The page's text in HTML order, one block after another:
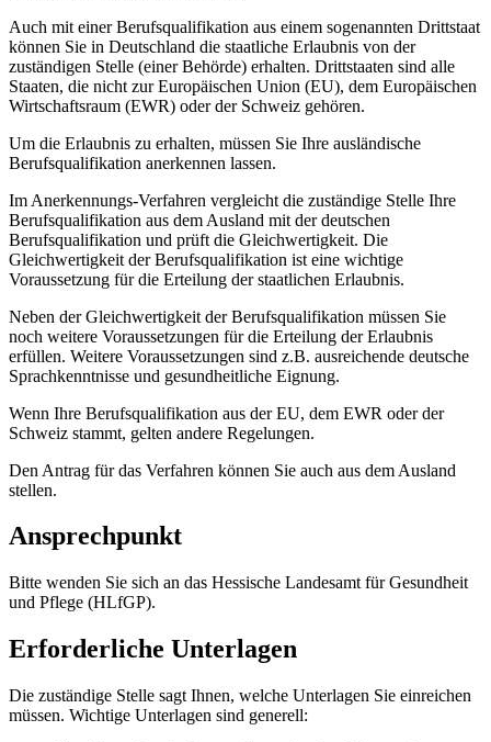
Auch mit einer Berufsqualifikation aus einem sogenannten Drittstaat
können Sie in Deutschland die staatliche Erlaubnis von der
zuständigen Stelle (einer Behörde) erhalten. Drittstaaten sind alle
Staaten, die nicht zur Europäischen Union (EU), dem Europäischen
Wirtschaftsraum (EWR) oder der Schweiz gehören.
Um die Erlaubnis zu erhalten, müssen Sie Ihre ausländische
Berufsqualifikation anerkennen lassen.
Im Anerkennungs-Verfahren vergleicht die zuständige Stelle Ihre
Berufsqualifikation aus dem Ausland mit der deutschen
Berufsqualifikation und prüft die Gleichwertigkeit. Die
Gleichwertigkeit der Berufsqualifikation ist eine wichtige
Voraussetzung für die Erteilung der staatlichen Erlaubnis.
Neben der Gleichwertigkeit der Berufsqualifikation müssen Sie
noch weitere Voraussetzungen für die Erteilung der Erlaubnis
erfüllen. Weitere Voraussetzungen sind z.B. ausreichende deutsche
Sprachkenntnisse und gesundheitliche Eignung.
Wenn Ihre Berufsqualifikation aus der EU, dem EWR oder der
Schweiz stammt, gelten andere Regelungen.
Den Antrag für das Verfahren können Sie auch aus dem Ausland
stellen.
Ansprechpunkt
Bitte wenden Sie sich an das Hessische Landesamt für Gesundheit
und Pflege (HLfGP).
Erforderliche Unterlagen
Die zuständige Stelle sagt Ihnen, welche Unterlagen Sie einreichen
müssen. Wichtige Unterlagen sind generell: